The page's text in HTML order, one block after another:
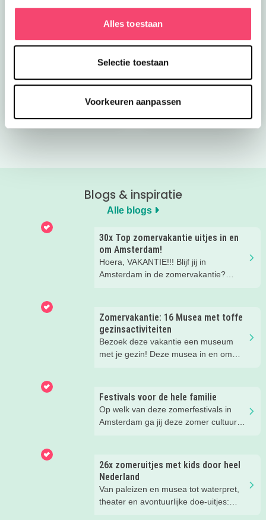
Alles toestaan
Selectie toestaan
Voorkeuren aanpassen
Kroon op de taart bij
Onze favoriete
zomerboeken voor
Blogs & inspiratie
Alle blogs
30x Top zomervakantie uitjes in en
om Amsterdam!
Hoera, VAKANTIE!!! Blijf jij in
Amsterdam in de zomervakantie?
Fijne vakantie!
Zomervakantie: 16 Musea met toffe
gezinsactiviteiten
Bezoek deze vakantie een museum
met je gezin! Deze musea in en om
zomervakantie!
Festivals voor de hele familie
Op welk van deze zomerfestivals in
Amsterdam ga jij deze zomer cultuur
26x zomeruitjes met kids door heel
Nederland
Van paleizen en musea tot waterpret,
theater en avontuurlijke doe-uitjes: